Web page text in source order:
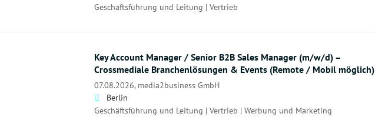
Geschäftsführung und Leitung | Vertrieb
Key Account Manager / Senior B2B Sales Manager (m/w/d) –
Crossmediale Branchenlösungen & Events (Remote / Mobil möglich)
07.08.2026, media2business GmbH
Berlin
Geschäftsführung und Leitung | Vertrieb | Werbung und Marketing